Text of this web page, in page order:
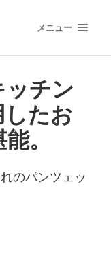
メニュー
ッチン
たお
。
のパンツェッ